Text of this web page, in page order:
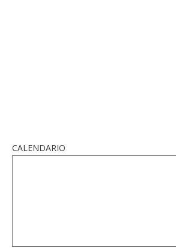
CALENDARIO